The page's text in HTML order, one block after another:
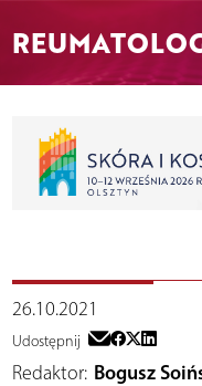
26.10.2021
Udostępnij
Redaktor: Bogusz